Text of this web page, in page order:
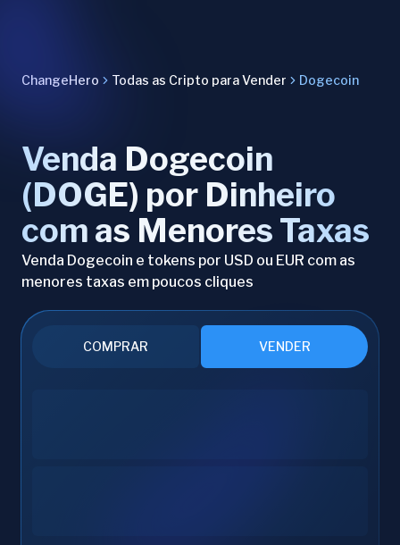
ChangeHero Todas as Cripto para Vender Dogecoin
Venda Dogecoin
(DOGE) por Dinheiro
com as Menores Taxas
Venda Dogecoin e tokens por USD ou EUR com as
menores taxas em poucos cliques
COMPRAR VENDER